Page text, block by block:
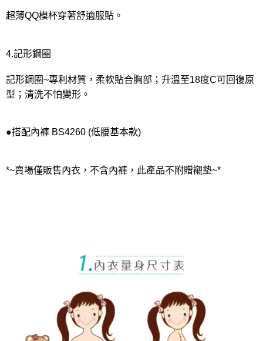
超薄QQ模杯穿著舒適服貼。
4.記形鋼圈
記形鋼圈~專利材質，柔軟貼合胸部；升溫至18度C可回復原
型；清洗不怕變形。
●搭配內褲 BS4260 (低腰基本款)
*~賣場僅販售內衣，不含內褲，此產品不附贈襯墊~*